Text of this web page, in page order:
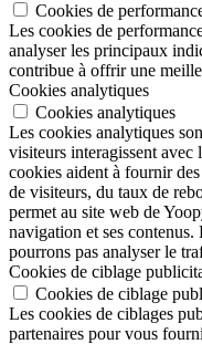
Cookies de
Les cookies de
analyser les principaux
contribue à offrir une
Cookies analytiques
Cookies analytiques
Les cookies analytiques
visiteurs interagissent avec
cookies aident à fournir
de visiteurs, du taux de
permet au site web de
navigation et ses contenus.
pourrons pas analyser le
Cookies de ciblage
Cookies de ciblage
Les cookies de ciblages
partenaires pour vous